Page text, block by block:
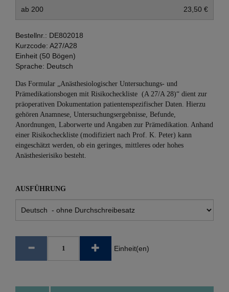
ab 200 23,50 €
Bestellnr.: DE802018
Kurzcode: A27/A28
Einheit (50 Bögen)
Sprache: Deutsch
Das Formular „Anästhesiologischer Untersuchungs- und
Prämedikationsbogen mit Risikocheckliste (A 27/A 28)“ dient zur
präoperativen Dokumentation patientenspezifischer Daten. Hierzu
gehören Anamnese, Untersuchungsergebnisse, Befunde,
Anordnungen, Laborwerte und Angaben zur Prämedikation. Anhand
einer Risikocheckliste (modifiziert nach Prof. K. Peter) kann
eingeschätzt werden, ob ein geringes, mittleres oder hohes
Anästhesierisiko besteht.
AUSFÜHRUNG
Einheit(en)